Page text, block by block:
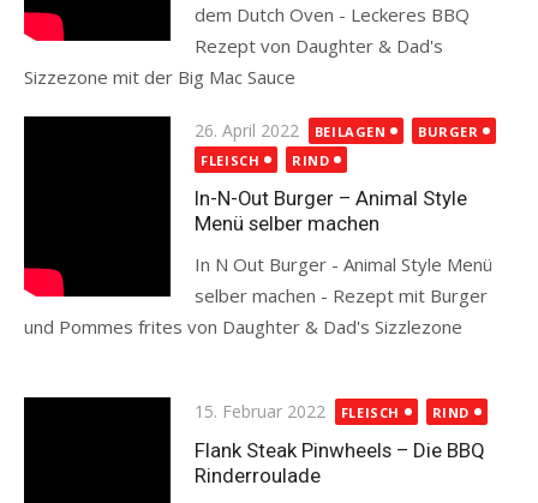
dem Dutch Oven - Leckeres BBQ
Rezept von Daughter & Dad's
Sizzezone mit der Big Mac Sauce
Posted
on
26. April 2022 BEILAGEN
BURGER
FLEISCH
RIND
In-N-Out Burger – Animal Style
Menü selber machen
In N Out Burger - Animal Style Menü
selber machen - Rezept mit Burger
und Pommes frites von Daughter & Dad's Sizzlezone
Posted
on
15. Februar 2022 FLEISCH RIND
Flank Steak Pinwheels – Die BBQ
Rinderroulade